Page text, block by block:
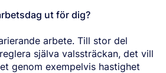
RINGAR
ut för dig?
arbete. Till stor del
själva valssträckan, det vill
genom exempelvis hastighet